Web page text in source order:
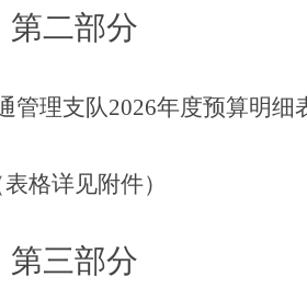
第二部分
管理支队2026年度预算明细
表格详见附件）
第三部分